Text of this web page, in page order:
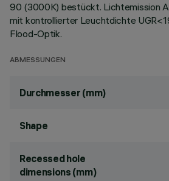
90 (3000K) bestückt. Lichtemission
mit kontrollierter Leuchtdichte
Flood-Optik.
ABMESSUNGEN
Durchmesser (mm)
Shape
Recessed hole
dimensions (mm)